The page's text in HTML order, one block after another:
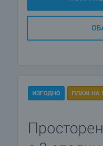
ИЗГОДНО ПЛАЖ НА